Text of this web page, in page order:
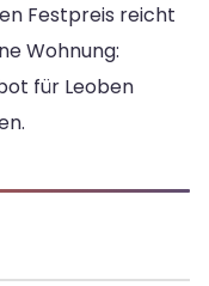
Festpreis reicht
Wohnung:
für Leoben